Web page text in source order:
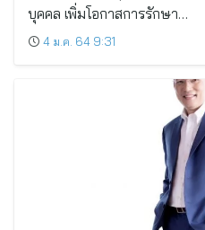
บุคคล เพิ่มโอกาสการรักษา…
4 ม.ค. 64 9:31